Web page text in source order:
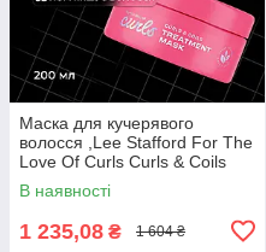
Маска для кучерявого
волосся ,Lee Stafford For The
Love Of Curls Curls & Coils
Treatment Mask,200мл
В наявності
1 235,08 ₴ 1 604 ₴